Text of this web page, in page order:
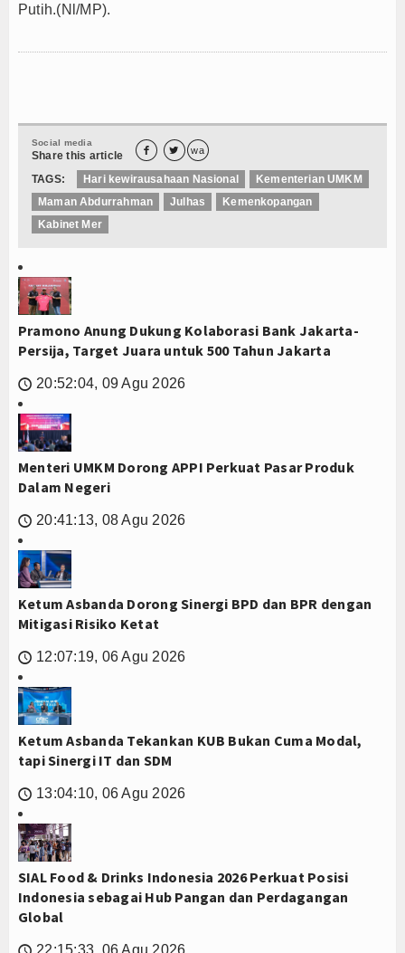
Putih.(Nl/MP).
Social media
Share this article   wa
TAGS: Hari kewirausahaan Nasional
Kementerian UMKM
Maman Abdurrahman
Julhas
Kemenkopangan
Kabinet Mer
Pramono Anung Dukung Kolaborasi Bank Jakarta-
Persija, Target Juara untuk 500 Tahun Jakarta
🕔 20:52:04, 09 Agu 2026
Menteri UMKM Dorong APPI Perkuat Pasar Produk
Dalam Negeri
🕔 20:41:13, 08 Agu 2026
Ketum Asbanda Dorong Sinergi BPD dan BPR dengan
Mitigasi Risiko Ketat
🕔 12:07:19, 06 Agu 2026
Ketum Asbanda Tekankan KUB Bukan Cuma Modal,
tapi Sinergi IT dan SDM
🕔 13:04:10, 06 Agu 2026
SIAL Food & Drinks Indonesia 2026 Perkuat Posisi
Indonesia sebagai Hub Pangan dan Perdagangan
Global
🕔 22:15:33, 06 Agu 2026